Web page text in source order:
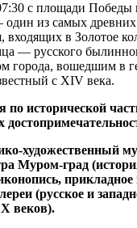
с площади Победы
из самых древних
входящих в Золотое
— русского
города, вошедшим в
с XIV века.
по исторической
художественный
Муром-град
прикладное
(русское и
веков).